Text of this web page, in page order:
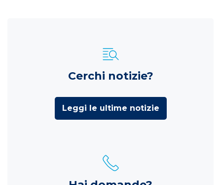
Cerchi notizie?
Leggi le ultime notizie